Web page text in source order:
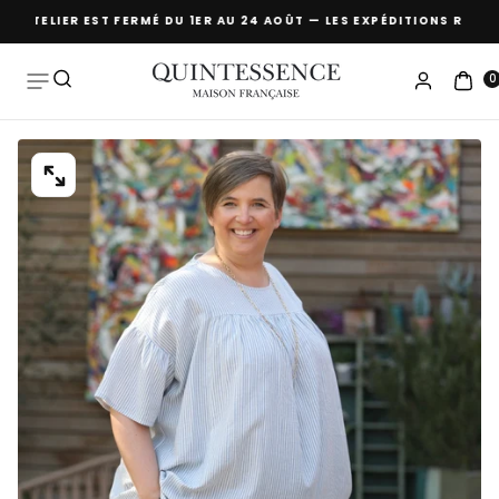
Passer
contenu
EST FERMÉ DU 1ER AU 24 AOÛT — LES EXPÉDITIONS
0
OUVRIR
MÉDIA
0
UNE
FENÊTRE
MODALE